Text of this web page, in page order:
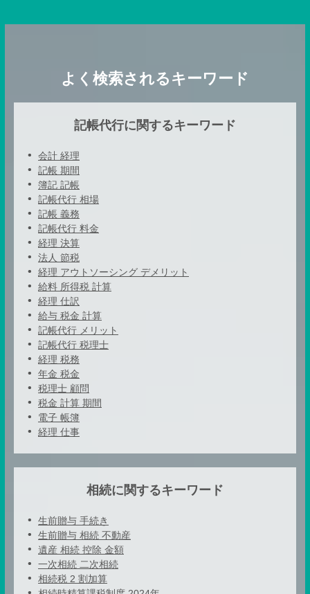
よく検索されるキーワード
記帳代行に関するキーワード
会計 経理
記帳 期間
簿記 記帳
記帳代行 相場
記帳 義務
記帳代行 料金
経理 決算
法人 節税
経理 アウトソーシング デメリット
給料 所得税 計算
経理 仕訳
給与 税金 計算
記帳代行 メリット
記帳代行 税理士
経理 税務
年金 税金
税理士 顧問
税金 計算 期間
電子 帳簿
経理 仕事
相続に関するキーワード
生前贈与 手続き
生前贈与 相続 不動産
遺産 相続 控除 金額
一次相続 二次相続
相続税 2 割加算